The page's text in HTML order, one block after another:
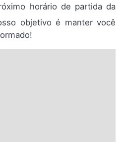
horário de partida da
objetivo é manter você